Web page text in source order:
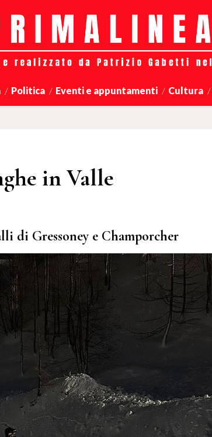
Politica Eventi e appuntamenti Cultura
in Valle
di Gressoney e Champorcher